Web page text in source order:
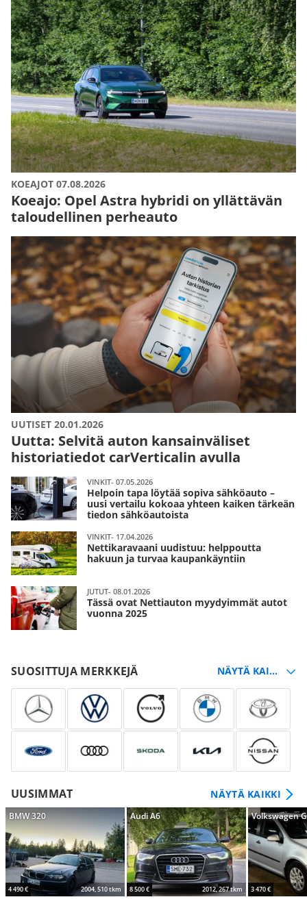
KOEAJOT 07.08.2026
Koeajo: Opel Astra hybridi on yllättävän
taloudellinen perheauto
UUTISET 20.01.2026
Uutta: Selvitä auton kansainväliset
historiatiedot carVerticalin avulla
VINKIT- 07.05.2026
Helpoin tapa löytää sopiva sähköauto –
uusi vertailu kokoaa yhteen kaiken tärkeän
tiedon sähköautoista
VINKIT- 17.04.2026
Nettikaravaani uudistuu: helppoutta
hakuun ja turvaa kaupankäyntiin
JUTUT- 08.01.2026
Tässä ovat Nettiauton myydyimmät autot
vuonna 2025
SUOSITTUJA MERKKEJÄ
UUSIMMAT NÄYTÄ KAIKKI
BMW 320
4 490 € 2004, 510 tkm
Audi A6
8 500 € 2012, 267 tkm
Volkswagen
3 470 €